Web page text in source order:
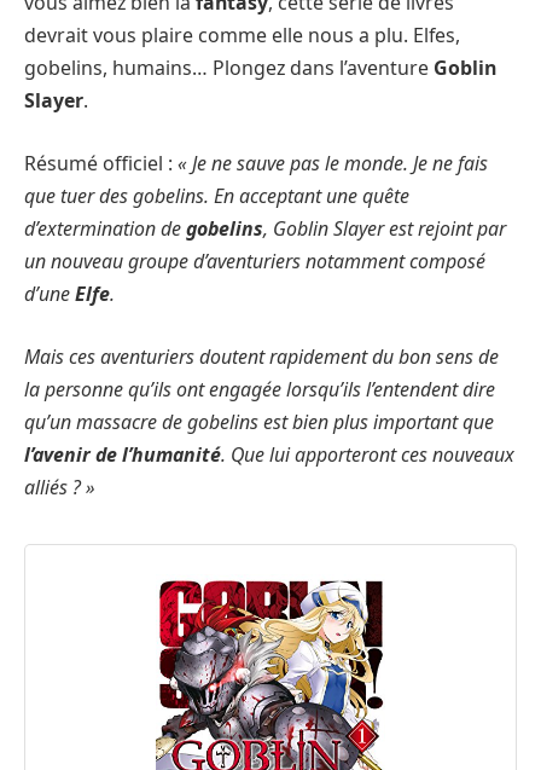
devrait vous plaire comme elle nous a plu. Elfes,
gobelins, humains… Plongez dans l’aventure Goblin
Slayer.
Résumé officiel : « Je ne sauve pas le monde. Je ne fais
que tuer des gobelins. En acceptant une quête
d’extermination degobelins, Goblin Slayer est rejoint par
un nouveau groupe d’aventuriers notamment composé
d’uneElfe.
Mais ces aventuriers doutent rapidement du bon sens de
la personne qu’ils ont engagée lorsqu’ils l’entendent dire
qu’un massacre de gobelins est bien plus important que
l’avenir de l’humanité. Que lui apporteront ces nouveaux
alliés ? »